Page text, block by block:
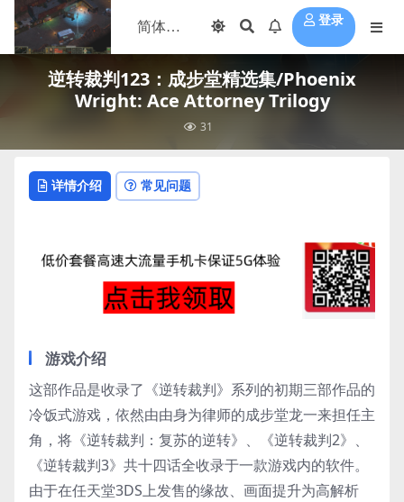
登录
逆转裁判123：成步堂精选集/Phoenix
Wright: Ace Attorney Trilogy
31
详情介绍 常见问题
游戏介绍
这部作品是收录了《逆转裁判》系列的初期三部作品的
冷饭式游戏，依然由由身为律师的成步堂龙一来担任主
角，将《逆转裁判：复苏的逆转》、《逆转裁判2》、
《逆转裁判3》共十四话全收录于一款游戏内的软件。
由于在任天堂3DS上发售的缘故、画面提升为高解析